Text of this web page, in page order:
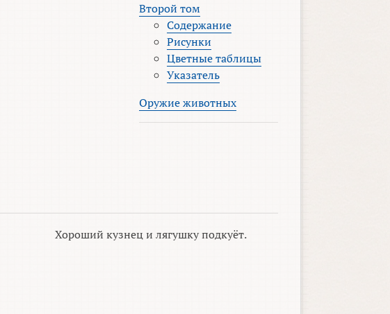
Второй том
Содержание
Рисунки
Цветные таблицы
Указатель
Оружие животных
Хороший кузнец и лягушку подкуёт.